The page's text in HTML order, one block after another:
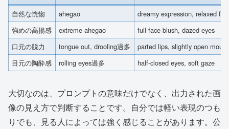
自然な恍惚 ahegao
dreamy expression, relaxed
強めの高揚感
extreme ahegao
full-face blush, dazed eyes
口元の脱力
tongue out, drooling過多
parted lips, slightly open mouth
目元の陶酔感
rolling eyes過多 half-closed eyes, soft gaze
大切なのは、プロンプトの意味だけでなく、出力された画
像の見え方で判断することです。自分では軽い表現のつも
りでも、見る人によっては強く感じることがあります。公